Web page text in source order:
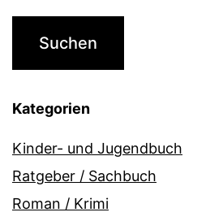
Kategorien
Kinder- und Jugendbuch
Ratgeber / Sachbuch
Roman / Krimi